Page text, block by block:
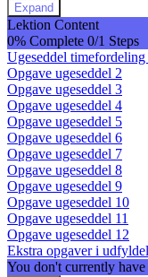
Expand
Ekstra
opgaver
i
udfyldelse
af
ugesedler
Lektion Content
0% Complete 0/1 Steps
Ugeseddel timefordeling
Opgave ugeseddel 2
Opgave ugeseddel 3
Opgave ugeseddel 4
Opgave ugeseddel 5
Opgave ugeseddel 6
Opgave ugeseddel 7
Opgave ugeseddel 8
Opgave ugeseddel 9
Opgave ugeseddel 10
Opgave ugeseddel 11
Opgave ugeseddel 12
Ekstra opgaver i
You don't currently have